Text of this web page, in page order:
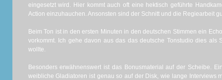
eingesetzt wird. Hier kommt auch oft eine hektisch geführte
Action einzuhauchen. Ansonsten sind der Schnitt und die Regiearbeit
Beim Ton ist in den ersten Minuten in den deutschen Stimmen ein
vorkommt. Ich gehe davon aus das das deutsche Tonstudio dies als
wollte.
Besonders erwähnenswert ist das Bonusmaterial auf der Scheibe.
weibliche Gladiatoren ist genau so auf der Disk, wie lange Interviews